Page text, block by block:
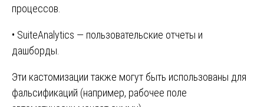
процессов.
• SuiteAnalytics — пользовательские отчеты и
дашборды.
Эти кастомизации также могут быть использованы для
фальсификаций (например, рабочее поле